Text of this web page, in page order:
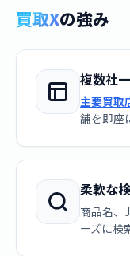
買取Xの強み
複数社
主要買取
舗を即座
柔軟な
商品名、
ーズに検